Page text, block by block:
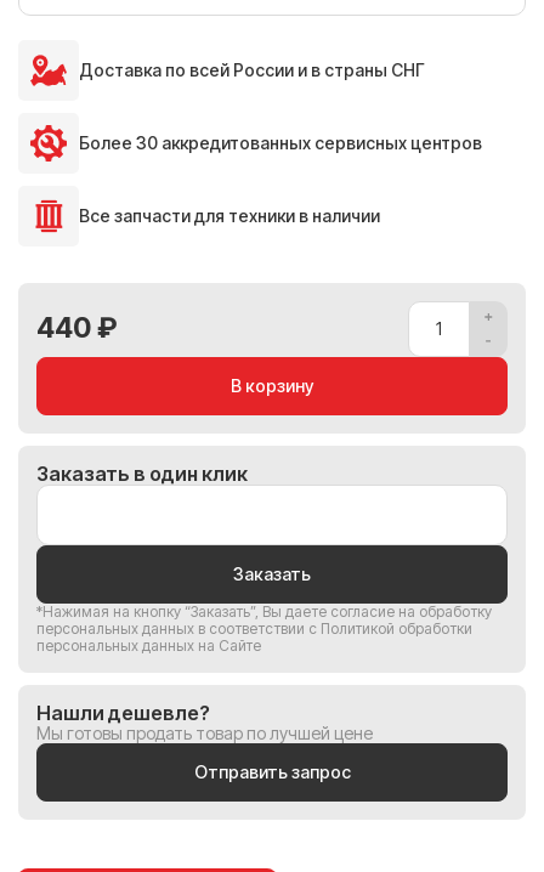
Доставка по всей России и в страны СНГ
Более 30 аккредитованных сервисных центров
Все запчасти для техники в наличии
440 ₽
В корзину
Заказать в один клик
Заказать
*Нажимая на кнопку “Заказать”, Вы даете согласие на обработку
персональных данных в соответствии с Политикой обработки
персональных данных на Сайте
Нашли дешевле?
Мы готовы продать товар по лучшей цене
Отправить запрос